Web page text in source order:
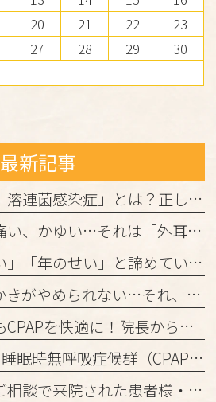
20 21 22
23
27 28 29
30
最新記事
のどの痛みに潜む「溶連菌感染症」とは？正しく理解して、しっかり治しましょう
プールの後に耳が痛い、かゆい…それは「外耳炎」かもしれません。
耳鳴りは「治らない」「年のせい」と諦めていませんか？
【院長コラム】耳かきがやめられない…それ、「かゆみの悪循環」かもしれません！
【夏の寝苦しい夜もCPAPを快適に！院長からの3つのアドバイス】
【2026年6月改定】睡眠時無呼吸症候群（CPAP治療）の保険ルール変更と当院からのお知らせ
吃音（どもり）のご相談で来院された患者様・ご家族の皆様へ